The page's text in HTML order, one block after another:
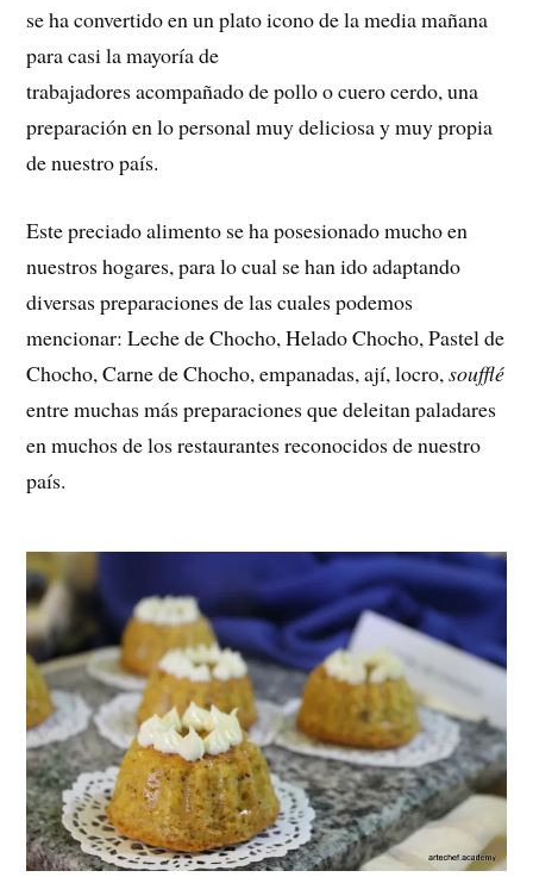
se ha convertido en un plato icono de la media mañana
para casi la mayoría de
trabajadores acompañado de pollo o cuero cerdo, una
preparación en lo personal muy deliciosa y muy propia
de nuestro país.
Este preciado alimento se ha posesionado mucho en
nuestros hogares, para lo cual se han ido adaptando
diversas preparaciones de las cuales podemos
mencionar: Leche de Chocho, Helado Chocho, Pastel de
Chocho, Carne de Chocho, empanadas, ají, locro,soufflé
entre muchas más preparaciones que deleitan paladares
en muchos de los restaurantes reconocidos de nuestro
país.